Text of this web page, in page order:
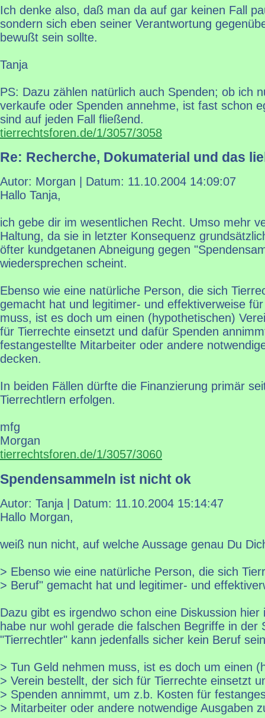
Ich denke also, daß man da auf gar keinen Fall
sondern sich eben seiner Verantwortung
bewußt sein sollte.
Tanja
PS: Dazu zählen natürlich auch Spenden; ob ich
verkaufe oder Spenden annehme, ist fast schon
sind auf jeden Fall fließend.
tierrechtsforen.de/1/3057/3058
Re: Recherche, Dokumaterial und das
Autor: Morgan | Datum: 11.10.2004 14:09:07
Hallo Tanja,
ich gebe dir im wesentlichen Recht. Umso mehr
Haltung, da sie in letzter Konsequenz
öfter kundgetanen Abneigung gegen
wiedersprechen scheint.
Ebenso wie eine natürliche Person, die sich
gemacht hat und legitimer- und effektiverweise
muss, ist es doch um einen (hypothetischen)
für Tierrechte einsetzt und dafür Spenden
festangestellte Mitarbeiter oder andere
decken.
In beiden Fällen dürfte die Finanzierung primär
Tierrechtlern erfolgen.
mfg
Morgan
tierrechtsforen.de/1/3057/3060
Spendensammeln ist nicht ok
Autor: Tanja | Datum: 11.10.2004 15:14:47
Hallo Morgan,
weiß nun nicht, auf welche Aussage genau Du
> Ebenso wie eine natürliche Person, die sich
> Beruf" gemacht hat und legitimer- und
Dazu gibt es irgendwo schon eine Diskussion
habe nur wohl gerade die falschen Begriffe in der
"Tierrechtler" kann jedenfalls sicher kein Beruf
> Tun Geld nehmen muss, ist es doch um einen
> Verein bestellt, der sich für Tierrechte einsetzt
> Spenden annimmt, um z.b. Kosten für
> Mitarbeiter oder andere notwendige Ausgaben